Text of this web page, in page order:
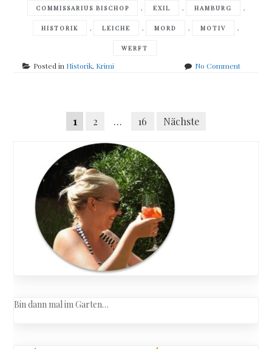
COMMISSARIUS BISCHOP , EXIL , HAMBURG ,
HISTORIK , LEICHE , MORD , MOTIV ,
WERFT
Posted in Historik, Krimi No Commenton
Posts
navigation
Seitennummerierung
Beiträge
1 2 … 16 Nächste
Bin dann mal im Garten…